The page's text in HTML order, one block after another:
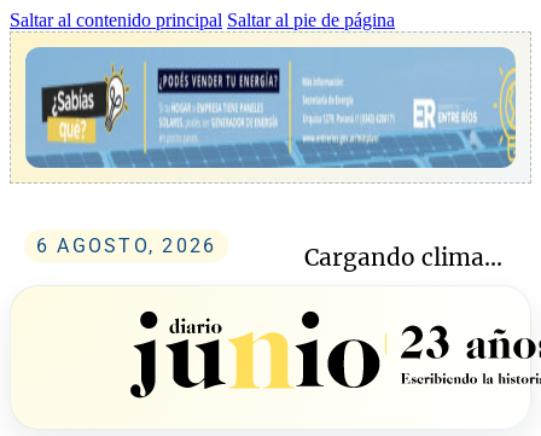
Saltar al contenido principal Saltar al pie de página
6 AGOSTO, 2026 Cargando clima...